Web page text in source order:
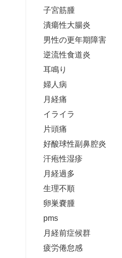
子宮筋腫
潰瘍性大腸炎
男性の更年期障害
逆流性食道炎
耳鳴り
婦人病
月経痛
イライラ
片頭痛
好酸球性副鼻腔炎
汗疱性湿疹
月経過多
生理不順
卵巣嚢腫
pms
月経前症候群
疲労倦怠感